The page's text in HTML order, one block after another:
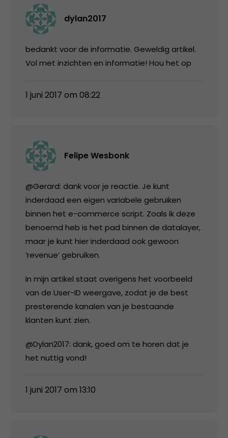
dylan2017
bedankt voor de informatie. Geweldig artikel.
Vol met inzichten en informatie! Hou het op
1 juni 2017 om 08:22
Felipe Wesbonk
@Gerard: dank voor je reactie. Je kunt
inderdaad een eigen variabele gebruiken
binnen het e-commerce script. Zoals ik deze
benoemd heb is het pad binnen de datalayer,
maar je kunt hier inderdaad ook gewoon
‘revenue’ gebruiken.
In mijn artikel staat overigens het voorbeeld
van de User-ID weergave, zodat je de best
presterende kanalen van je bestaande
klanten kunt zien.
@Dylan2017: dank, goed om te horen dat je
het nuttig vond!
1 juni 2017 om 13:10